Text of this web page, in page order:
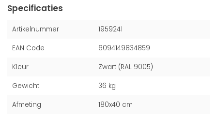
Specificaties
Artikelnummer 1959241
EAN Code 6094149834859
Kleur Zwart (RAL 9005)
Gewicht 36 kg
Afmeting 180x40 cm